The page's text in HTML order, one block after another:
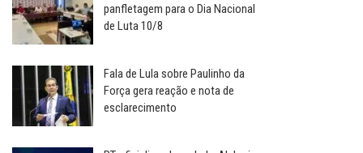
panfletagem para o Dia Nacional
de Luta 10/8
Fala de Lula sobre Paulinho da
Força gera reação e nota de
esclarecimento